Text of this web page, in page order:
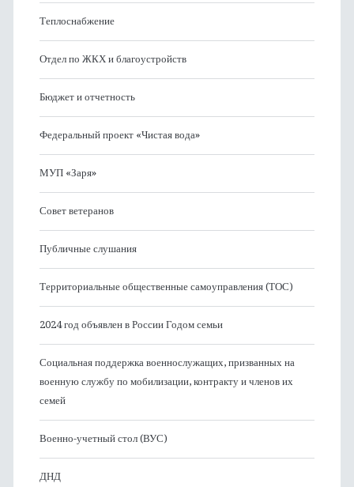
Теплоснабжение
Отдел по ЖКХ и благоустройств
Бюджет и отчетность
Федеральный проект «Чистая вода»
МУП «Заря»
Совет ветеранов
Публичные слушания
Территориальные общественные самоуправления (ТОС)
2024 год объявлен в России Годом семьи
Социальная поддержка военнослужащих, призванных на
военную службу по мобилизации, контракту и членов их
семей
Военно-учетный стол (ВУС)
ДНД